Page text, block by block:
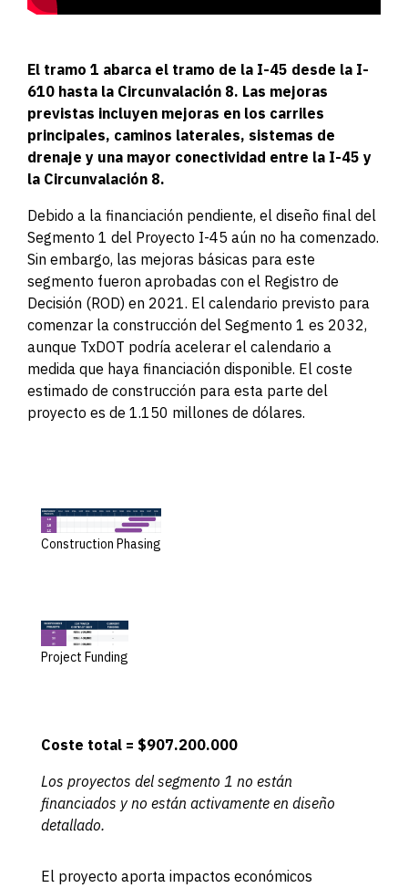
El tramo 1 abarca el tramo de la I-45 desde la I-
610 hasta la Circunvalación 8. Las mejoras
previstas incluyen mejoras en los carriles
principales, caminos laterales, sistemas de
drenaje y una mayor conectividad entre la I-45 y
la Circunvalación 8.
Debido a la financiación pendiente, el diseño final del
Segmento 1 del Proyecto I-45 aún no ha comenzado.
Sin embargo, las mejoras básicas para este
segmento fueron aprobadas con el Registro de
Decisión (ROD) en 2021. El calendario previsto para
comenzar la construcción del Segmento 1 es 2032,
aunque TxDOT podría acelerar el calendario a
medida que haya financiación disponible. El coste
estimado de construcción para esta parte del
proyecto es de 1.150 millones de dólares.
Construction Phasing
Project Funding
Coste total = $907.200.000
Los proyectos del segmento 1 no están
financiados y no están activamente en diseño
detallado.
El proyecto aporta impactos económicos